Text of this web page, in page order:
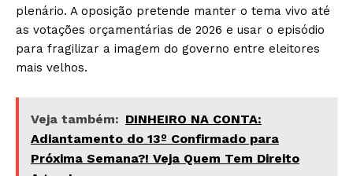
plenário. A oposição pretende manter o tema vivo até
as votações orçamentárias de 2026 e usar o episódio
para fragilizar a imagem do governo entre eleitores
mais velhos.
Veja também: DINHEIRO NA CONTA:
Adiantamento do 13º Confirmado para
Próxima Semana?! Veja Quem Tem Direito